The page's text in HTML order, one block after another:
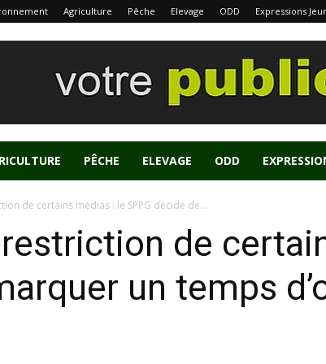
Agriculture Pêche Elevage ODD Expressions
PÊCHE ELEVAGE ODD
de certains médias : le SPPG décide de...
de
un temps